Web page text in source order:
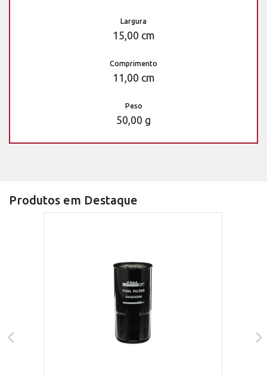
Largura
15,00 cm
Comprimento
11,00 cm
Peso
50,00 g
Produtos em Destaque